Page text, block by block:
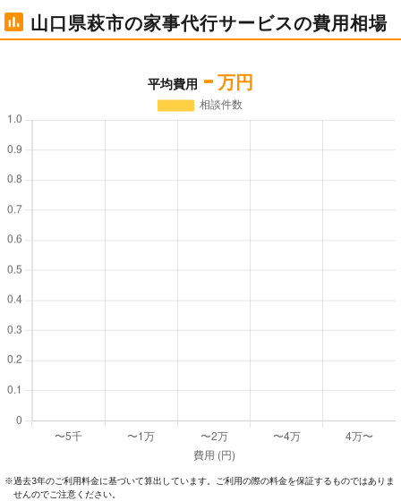
山口県萩市の家事代行サービスの費用相場
平均費用 - 万円
※過去3年のご利⽤料⾦に基づいて算出しています。ご利⽤の際の料⾦を保証するものではありま
せんのでご注意ください。